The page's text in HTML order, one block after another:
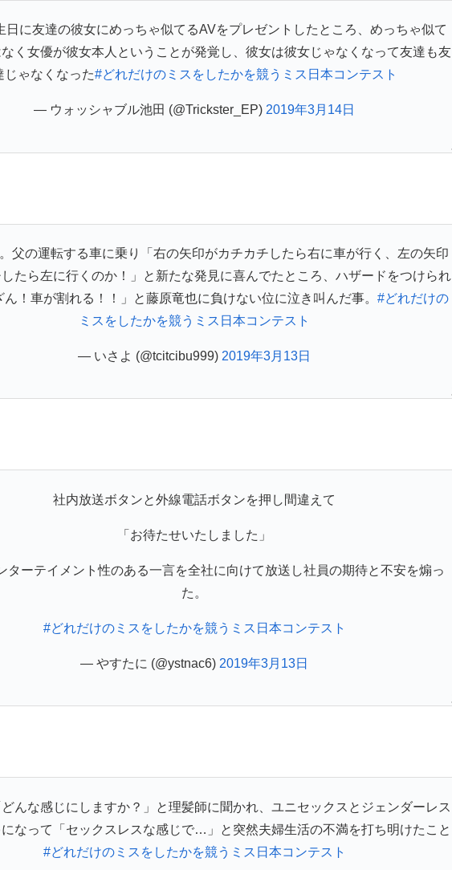
日に友達の彼女にめっちゃ似てるAVをプレゼントしたところ、めっちゃ似て
く女優が彼女本人ということが発覚し、彼女は彼女じゃなくなって友達も友
じゃなくなった#どれだけのミスをしたかを競うミス日本コンテスト
— ウォッシャブル池田 (@Trickster_EP) 2019年3月14日
父の運転する車に乗り「右の矢印がカチカチしたら右に車が行く、左の矢印
たら左に行くのか！」と新たな発見に喜んでたところ、ハザードをつけられ
ん！車が割れる！！」と藤原竜也に負けない位に泣き叫んだ事。 #どれだけの
ミスをしたかを競うミス日本コンテスト
— いさよ (@tcitcibu999) 2019年3月13日
社内放送ボタンと外線電話ボタンを押し間違えて
「お待たせいたしました」
ターテイメント性のある一言を全社に向けて放送し社員の期待と不安を煽っ
た。
#どれだけのミスをしたかを競うミス日本コンテスト
— やすたに (@ystnac6) 2019年3月13日
んな感じにしますか？」と理髪師に聞かれ、ユニセックスとジェンダーレス
なって「セックスレスな感じで…」と突然夫婦生活の不満を打ち明けたこと
#どれだけのミスをしたかを競うミス日本コンテスト